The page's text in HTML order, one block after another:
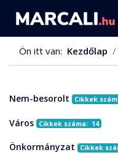
Ön itt van: Kezdőlap
Nem-besorolt Cikkek
Város Cikkek száma: 14
Önkormányzat Cikkek